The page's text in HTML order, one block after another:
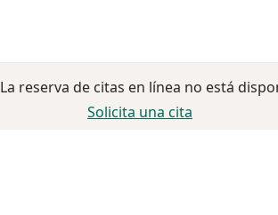
La reserva de citas en línea no está
Solicita una cita